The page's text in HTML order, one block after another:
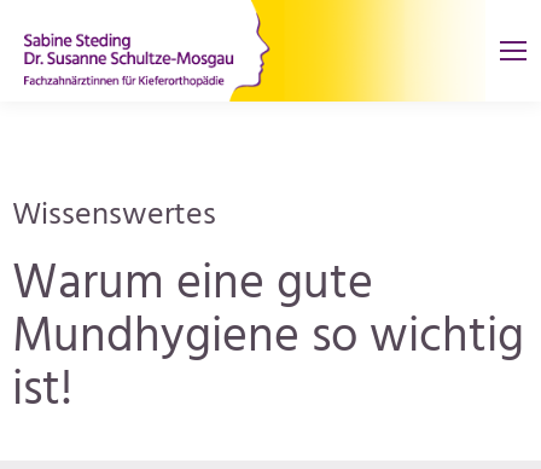
Wissenswertes
Warum eine gute
Mundhygiene so wichtig
ist!